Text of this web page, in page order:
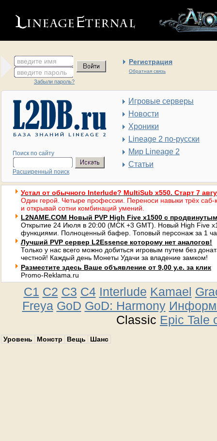
введите имя Регистрация
Обратная связь
введите пароль
Забыли пароль?
Поиск по сайту
Расширенный поиск
Игровые серверы
Новости
Хроники
Lineage 2 по-русски
Мир Lineage 2
Статьи
Устал от обычного Interlude? MultiSub x550. Старт 7
Один герой. Четыре профессии. Переноси навыки трёх саб-
и открывай сотни комбинаций умений.
L2NAME.COM Новый PVP High Five x1500 с
Открытие 24 Июля в 20:00 (МСК +3 GMT). Новый High Five
функциями. Полноценный бафер. Топовый персонаж за 1
Лучший PVP сервер L2Essence которому нет аналогов!
Только у нас всего можно добиться игровым путем без
честной! Каждый день Монеты Удачи за владение замком!
Разместите здесь Ваше объявление от 9,00 у.е. за клик
Promo-Reklama.ru
C1 C2 C3 C4 Interlude Kamael
Freya GoD GoD: Harmony
Classic Epic Tale
Уровень Монстр Вещь Шанс